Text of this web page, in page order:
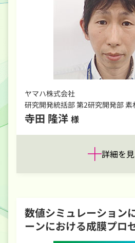
ヤマハ株式会社
研究開発統括部 第2研究開発部
寺田 隆洋 様
詳細を
数値シミュレーション
ーンにおける成膜プロ